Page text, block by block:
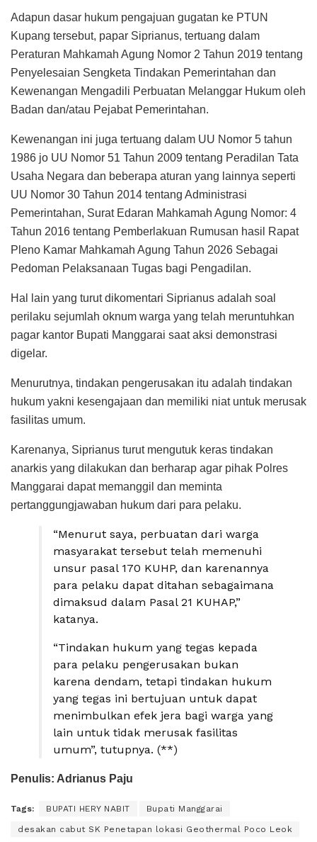
Adapun dasar hukum pengajuan gugatan ke PTUN
Kupang tersebut, papar Siprianus, tertuang dalam
Peraturan Mahkamah Agung Nomor 2 Tahun 2019 tentang
Penyelesaian Sengketa Tindakan Pemerintahan dan
Kewenangan Mengadili Perbuatan Melanggar Hukum oleh
Badan dan/atau Pejabat Pemerintahan.
Kewenangan ini juga tertuang dalam UU Nomor 5 tahun
1986 jo UU Nomor 51 Tahun 2009 tentang Peradilan Tata
Usaha Negara dan beberapa aturan yang lainnya seperti
UU Nomor 30 Tahun 2014 tentang Administrasi
Pemerintahan, Surat Edaran Mahkamah Agung Nomor: 4
Tahun 2016 tentang Pemberlakuan Rumusan hasil Rapat
Pleno Kamar Mahkamah Agung Tahun 2026 Sebagai
Pedoman Pelaksanaan Tugas bagi Pengadilan.
Hal lain yang turut dikomentari Siprianus adalah soal
perilaku sejumlah oknum warga yang telah meruntuhkan
pagar kantor Bupati Manggarai saat aksi demonstrasi
digelar.
Menurutnya, tindakan pengerusakan itu adalah tindakan
hukum yakni kesengajaan dan memiliki niat untuk merusak
fasilitas umum.
Karenanya, Siprianus turut mengutuk keras tindakan
anarkis yang dilakukan dan berharap agar pihak Polres
Manggarai dapat memanggil dan meminta
pertanggungjawaban hukum dari para pelaku.
“Menurut saya, perbuatan dari warga
masyarakat tersebut telah memenuhi
unsur pasal 170 KUHP, dan karenannya
para pelaku dapat ditahan sebagaimana
dimaksud dalam Pasal 21 KUHAP,”
katanya.
“Tindakan hukum yang tegas kepada
para pelaku pengerusakan bukan
karena dendam, tetapi tindakan hukum
yang tegas ini bertujuan untuk dapat
menimbulkan efek jera bagi warga yang
lain untuk tidak merusak fasilitas
umum”, tutupnya. (**)
Penulis: Adrianus Paju
Tags: BUPATI HERY NABIT Bupati Manggarai
desakan cabut SK Penetapan lokasi Geothermal Poco Leok